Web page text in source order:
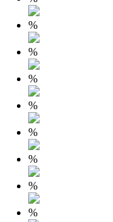
%
%
%
%
%
%
%
%